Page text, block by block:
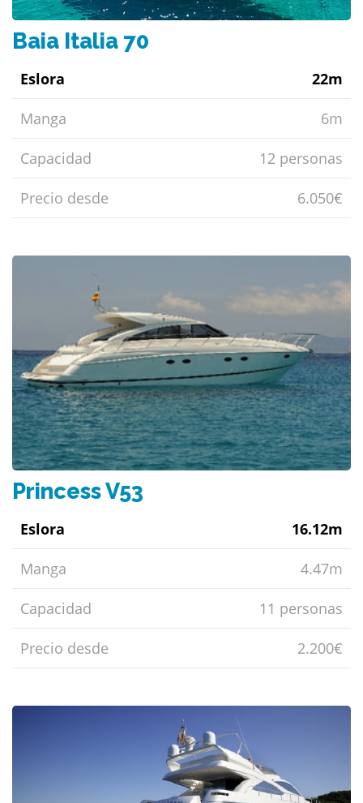
Baia Italia 70
Eslora 22m
Manga 6m
Capacidad 12 personas
Precio desde 6.050€
Princess V53
Eslora 16.12m
Manga 4.47m
Capacidad 11 personas
Precio desde 2.200€